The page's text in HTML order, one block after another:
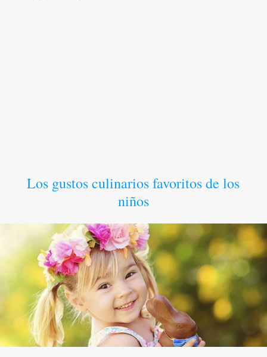
Los gustos culinarios favoritos de los
niños